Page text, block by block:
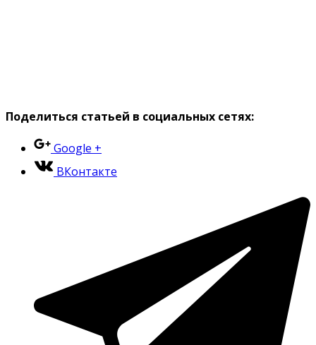
Поделиться статьей в социальных сетях:
Google +
ВКонтакте